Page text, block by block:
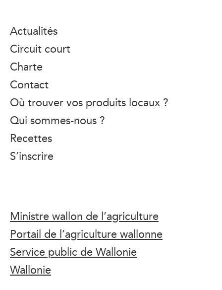
Actualités
Circuit court
Charte
Contact
Où trouver vos produits locaux ?
Qui sommes-nous ?
Recettes
S’inscrire
Ministre wallon de l’agriculture
Portail de l’agriculture wallonne
Service public de Wallonie
Wallonie